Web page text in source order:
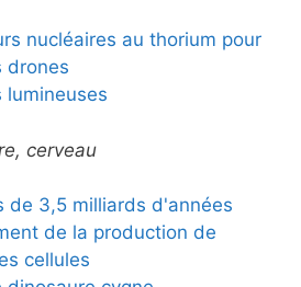
nucléaires au thorium pour
drones
lumineuses
cerveau
de 3,5 milliards d'années
de la production de
cellules